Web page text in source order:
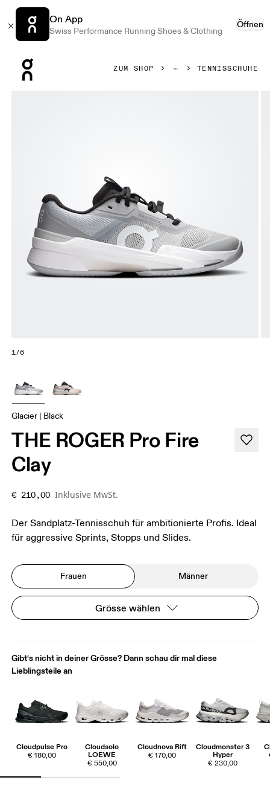
On App
Swiss Performance Running Shoes & Clothing
Öffnen
ZUM SHOP TENNISSCHUHE
1/6
Glacier | Black
THE ROGER Pro Fire
Clay
€ 210,00 Inklusive MwSt.
Der Sandplatz-Tennisschuh für ambitionierte Profis. Ideal
für aggressive Sprints, Stopps und Slides.
Frauen Männer
Grösse wählen
Gibt‘s nicht in deiner Grösse? Dann schau dir mal diese
Lieblingsteile an
Cloudpulse Pro
€ 180,00
Cloudsolo
LOEWE
€ 550,00
Cloudnova Rift
€ 170,00
Cloudmonster 3
Hyper
€ 230,00